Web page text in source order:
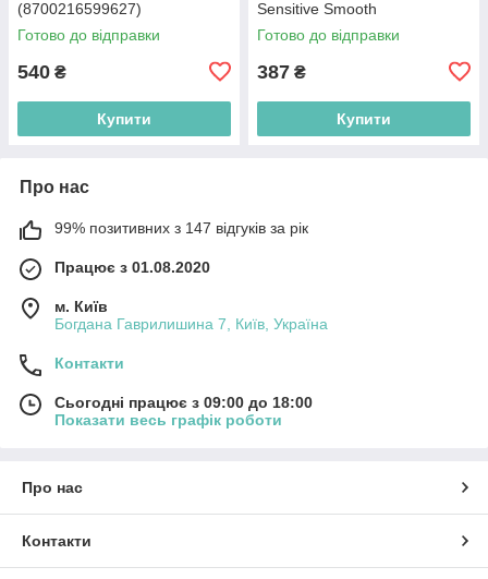
(8700216599627)
Готово до відправки
540 ₴
Купити
Sensitive Smooth
(7702018486960)
Готово до відправки
387 ₴
Купити
Про нас
99% позитивних з 147 відгуків за рік
Працює з 01.08.2020
м. Київ
Богдана Гаврилишина 7, Київ, Україна
Контакти
Сьогодні працює з 09:00 до 18:00
Показати весь графік роботи
Про нас
Контакти